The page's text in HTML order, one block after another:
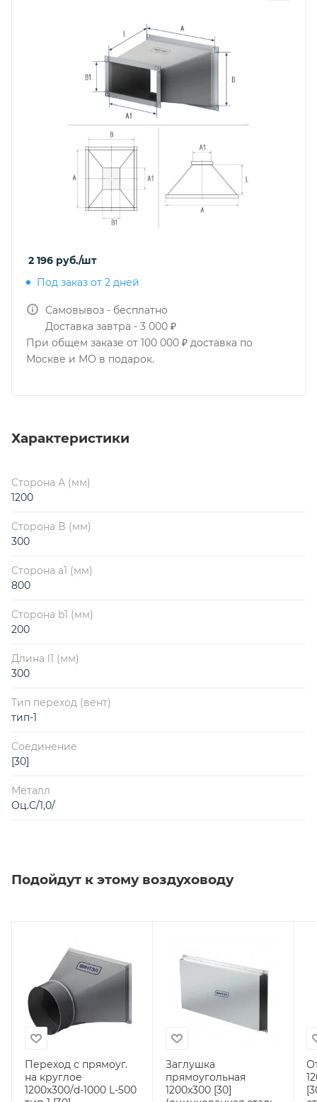
2 196 руб./шт
Под заказ от 2 дней
Самовывоз - бесплатно
Доставка завтра - 3 000 ₽
При общем заказе от 100 000 ₽ доставка по
Москве и МО в подарок.
Характеристики
Сторона А (мм)
1200
Сторона B (мм)
300
Сторона a1 (мм)
800
Сторона b1 (мм)
200
Длина l1 (мм)
300
Тип переход (вент)
тип-1
Соединение
[30]
Металл
Оц.С/1,0/
Подойдут к этому воздуховоду
Переход с прямоуг.
на круглое
1200х300/d-1000 L-500
Заглушка
прямоугольная
1200х300 [30]